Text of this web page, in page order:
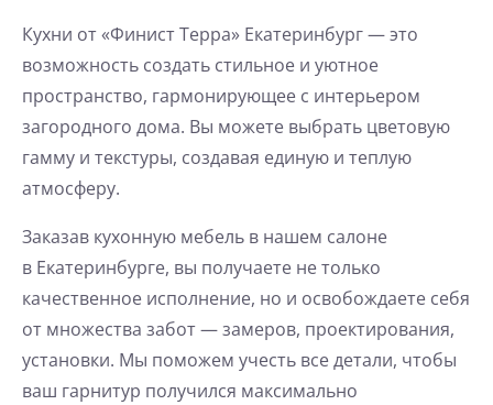
Кухни от «Финист Терра» Екатеринбург — это
возможность создать стильное и уютное
пространство, гармонирующее с интерьером
загородного дома. Вы можете выбрать цветовую
гамму и текстуры, создавая единую и теплую
атмосферу.
Заказав кухонную мебель в нашем салоне
в Екатеринбурге, вы получаете не только
качественное исполнение, но и освобождаете себя
от множества забот — замеров, проектирования,
установки. Мы поможем учесть все детали, чтобы
ваш гарнитур получился максимально